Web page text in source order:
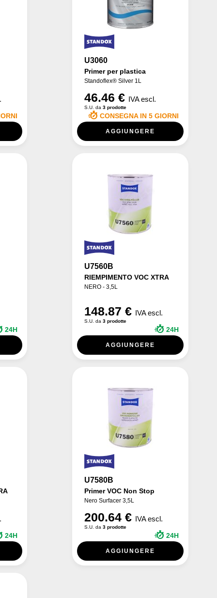
U3060
Primer per plastica
Standoflex® Silver 1L
46.46 € IVA escl.
S.U. da3 prodotte
CONSEGNA IN 5 GIORNI
AGGIUNGERE
24H
U7560B
RIEMPIMENTO VOC XTRA
NERO - 3,5L
148.87 € IVA escl.
S.U. da3 prodotte
24H
AGGIUNGERE
24H
U7580B
Primer VOC Non Stop
Nero Surfacer 3,5L
200.64 € IVA escl.
S.U. da3 prodotte
24H
AGGIUNGERE